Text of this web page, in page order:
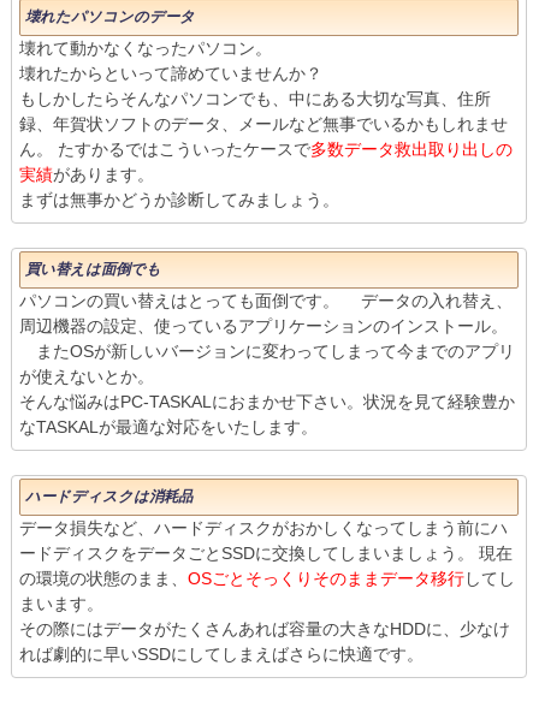
壊れたパソコンのデータ
壊れて動かなくなったパソコン。
壊れたからといって諦めていませんか？
もしかしたらそんなパソコンでも、中にある大切な写真、住所
録、年賀状ソフトのデータ、メールなど無事でいるかもしれませ
ん。 たすかるではこういったケースで多数データ救出取り出しの
実績があります。
まずは無事かどうか診断してみましょう。
買い替えは面倒でも
パソコンの買い替えはとっても面倒です。 データの入れ替え、
周辺機器の設定、使っているアプリケーションのインストール。
またOSが新しいバージョンに変わってしまって今までのアプリ
が使えないとか。
そんな悩みはPC-TASKALにおまかせ下さい。状況を見て経験豊か
なTASKALが最適な対応をいたします。
ハードディスクは消耗品
データ損失など、ハードディスクがおかしくなってしまう前にハ
ードディスクをデータごとSSDに交換してしまいましょう。 現在
の環境の状態のまま、 OSごとそっくりそのままデータ移行してし
まいます。
その際にはデータがたくさんあれば容量の大きなHDDに、少なけ
れば劇的に早いSSDにしてしまえばさらに快適です。